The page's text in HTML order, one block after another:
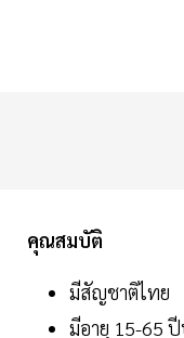
คุณสมบัติ
มีสัญชาติไทย
มีอายุ 15-65